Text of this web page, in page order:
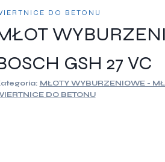
DO BETONU
GSH 27 VC
MŁOTY WYBURZENIOWE -
DO BETONU